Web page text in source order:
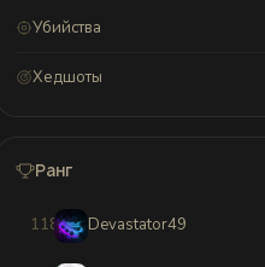
Убийства
Хедшоты
Ранг
11879 Devastator49